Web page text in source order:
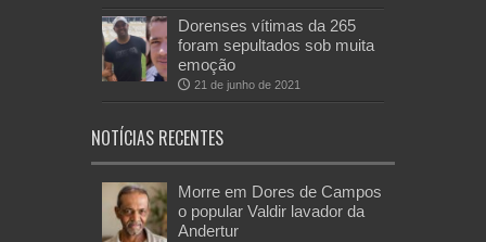
Dorenses vítimas da 265
foram sepultados sob muita
emoção
21 de junho de 2021
NOTÍCIAS RECENTES
Morre em Dores de Campos
o popular Valdir lavador da
Andertur